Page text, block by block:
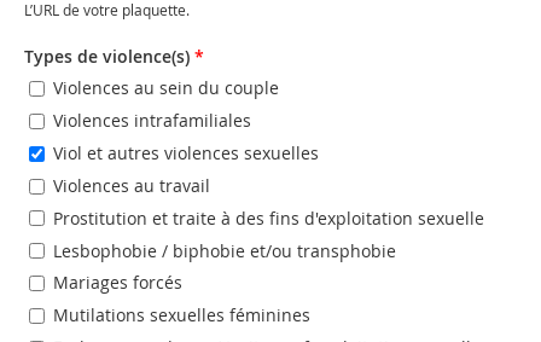
L’URL de votre plaquette.
Types de violence(s) *
Violences au sein du couple
Violences intrafamiliales
Viol et autres violences sexuelles
Violences au travail
Prostitution et traite à des fins d'exploitation sexuelle
Lesbophobie / biphobie et/ou transphobie
Mariages forcés
Mutilations sexuelles féminines